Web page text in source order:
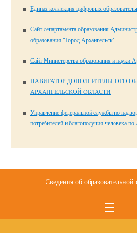
Единая коллекция цифровых
Сайт департамента образования
образования "Город Архангельск"
Сайт Министерства образования и науки
НАВИГАТОР ДОПОЛНИТЕЛЬНОГО
АРХАНГЕЛЬСКОЙ ОБЛАСТИ
Управление федеральной службы по
потребителей и благополучия человека по
Сведения об образовательной